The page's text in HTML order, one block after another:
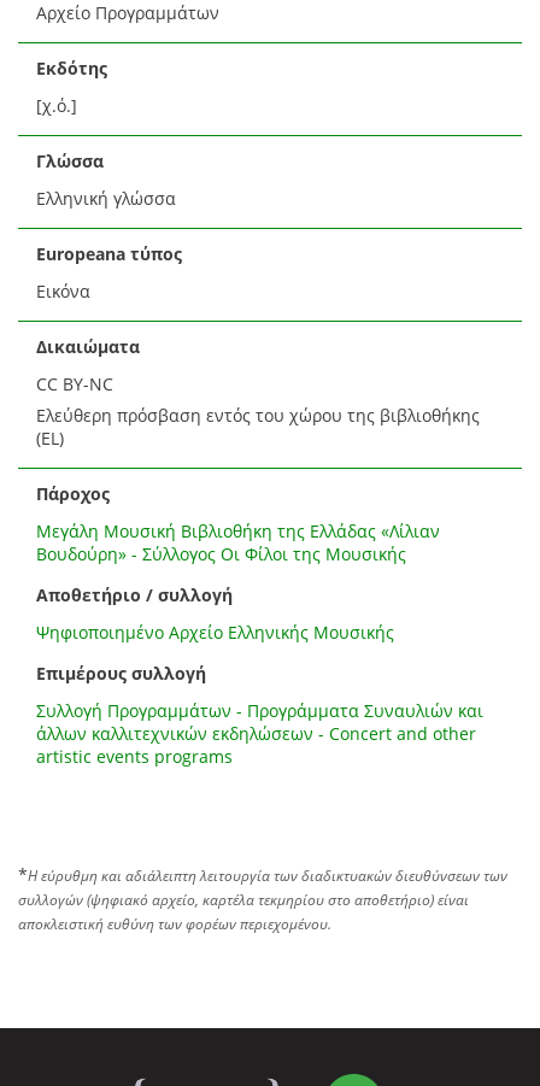
Αρχείο Προγραμμάτων
Εκδότης
[χ.ό.]
Γλώσσα
Ελληνική γλώσσα
Europeana τύπος
Εικόνα
Δικαιώματα
CC BY-NC
Ελεύθερη πρόσβαση εντός του χώρου της βιβλιοθήκης
(EL)
Πάροχος
Μεγάλη Μουσική Βιβλιοθήκη της Ελλάδας «Λίλιαν
Βουδούρη» - Σύλλογος Οι Φίλοι της Μουσικής
Αποθετήριο / συλλογή
Ψηφιοποιημένο Αρχείο Ελληνικής Μουσικής
Επιμέρους συλλογή
Συλλογή Προγραμμάτων - Προγράμματα Συναυλιών και
άλλων καλλιτεχνικών εκδηλώσεων - Concert and other
artistic events programs
*Η εύρυθμη και αδιάλειπτη λειτουργία των διαδικτυακών διευθύνσεων των
συλλογών (ψηφιακό αρχείο, καρτέλα τεκμηρίου στο αποθετήριο) είναι
αποκλειστική ευθύνη των φορέων περιεχομένου.